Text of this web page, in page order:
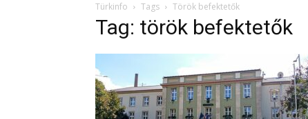
Türkinfo Tags Török befektetők
Tag: török befektetők